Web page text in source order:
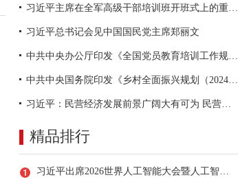
习近平主席在全军高级干部培训班开班式上的重要讲话引领全军开展思想整风、深化政治整训
习近平总书记会见中国国民党主席郑丽文
中共中央办公厅印发《全国党员教育培训工作规划（2024－2028年）》
中共中央国务院印发《乡村全面振兴规划（2024—2027年）》
习近平：民营经济发展前景广阔大有可为 民营企业和民营企业家大显身手正当其时
精品排行
习近平出席2026世界人工智能大会暨人工智能全球治理高级别会议开幕式并发表主旨讲话